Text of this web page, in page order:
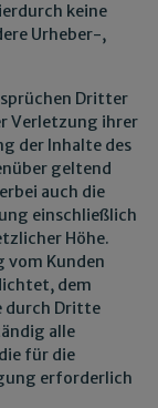
keine
Urheber-,
Dritter
Verletzung ihrer
der Inhalte des
geltend
auch die
einschließlich
Höhe.
vom Kunden
dem
durch Dritte
alle
für die
erforderlich